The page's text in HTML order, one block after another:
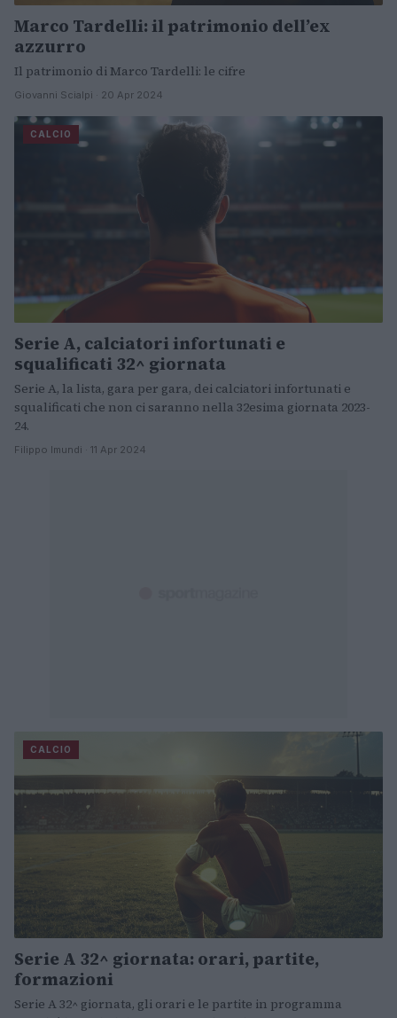
Marco Tardelli: il patrimonio dell’ex
azzurro
Il patrimonio di Marco Tardelli: le cifre
Giovanni Scialpi · 20 Apr 2024
CALCIO
Serie A, calciatori infortunati e
squalificati 32^ giornata
Serie A, la lista, gara per gara, dei calciatori infortunati e
squalificati che non ci saranno nella 32esima giornata 2023-
24.
Filippo Imundi · 11 Apr 2024
CALCIO
Serie A 32^ giornata: orari, partite,
formazioni
Serie A 32^ giornata, gli orari e le partite in programma